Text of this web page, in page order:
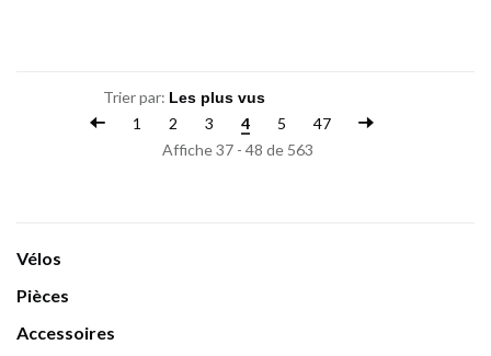
Trier par:
1
2 3 4 5
47
Affiche 37 - 48 de 563
Vélos
Pièces
Accessoires